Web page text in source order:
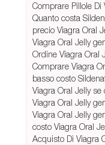
Comprare Pillole
Quanto costa
precio Viagra Oral
Viagra Oral Jelly
Ordine Viagra Oral
Comprare Viagra
basso costo
Viagra Oral Jelly
Viagra Oral Jelly
Viagra Oral Jelly
costo Viagra Oral
Acquisto Di Viagra